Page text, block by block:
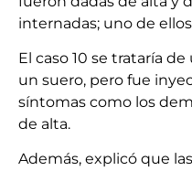
internadas; uno de
El caso 10 se trataría
un suero, pero fue
síntomas como los
de alta.
Además, explicó que